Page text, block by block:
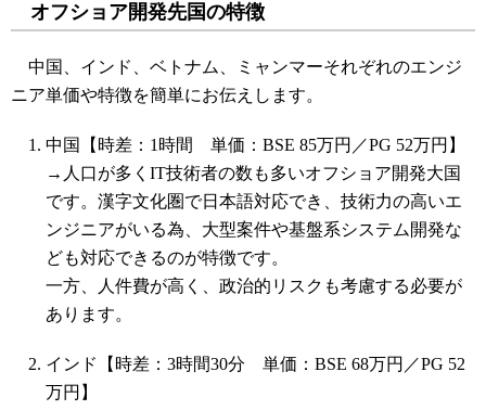
オフショア開発先国の特徴
中国、インド、ベトナム、ミャンマーそれぞれのエンジ
ニア単価や特徴を簡単にお伝えします。
中国【時差：1時間 単価：BSE 85万円／PG 52万円】
→人口が多くIT技術者の数も多いオフショア開発大国
です。漢字文化圏で日本語対応でき、技術力の高いエ
ンジニアがいる為、大型案件や基盤系システム開発な
ども対応できるのが特徴です。
一方、人件費が高く、政治的リスクも考慮する必要が
あります。
インド【時差：3時間30分 単価：BSE 68万円／PG 52
万円】